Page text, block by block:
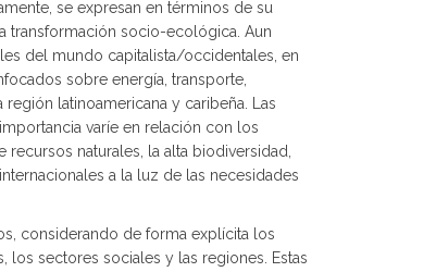
se expresan en términos de su
transformación socio-ecológica. Aun
del mundo capitalista/occidentales, en
sobre energía, transporte,
latinoamericana y caribeña. Las
varíe en relación con los
naturales, la alta biodiversidad,
a la luz de las necesidades
considerando de forma explícita los
los sectores sociales y las regiones. Estas